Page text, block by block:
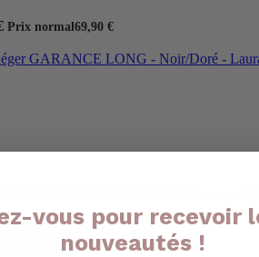
Prix normal69,90 €
XL
vous pour recevoir
nouveautés !